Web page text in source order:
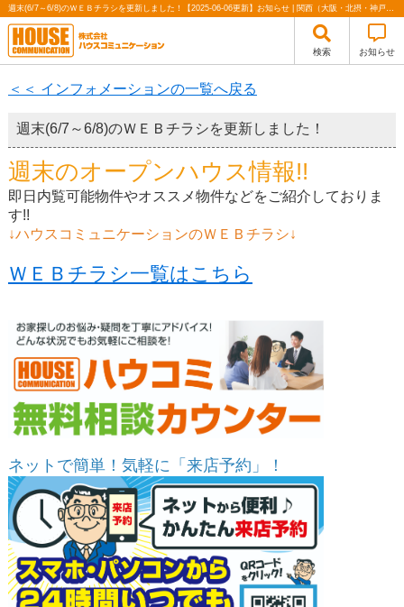
週末(6/7～6/8)のＷＥＢチラシを更新しました！【2025-06-06更新】お知らせ | 関西（大阪・北摂・神戸）・関東（東京）で不動産の購入・売却、注文住宅、リノベーションの事なら株式会社ハウスコミュニケーション
検索 お知らせ
＜＜ インフォメーションの一覧へ戻る
週末(6/7～6/8)のＷＥＢチラシを更新しました！
週末のオープンハウス情報!!
即日内覧可能物件やオススメ物件などをご紹介しておりま
す!!
↓ハウスコミュニケーションのＷＥＢチラシ↓
ＷＥＢチラシ一覧はこちら
ネットで簡単！気軽に「来店予約」！